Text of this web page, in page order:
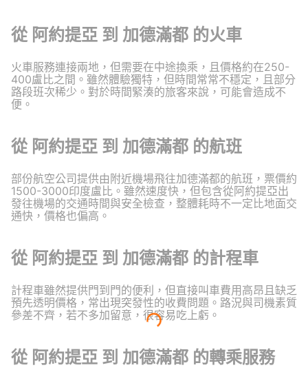
從 阿約提亞 到 加德滿都 的火車
火車服務連接兩地，但需要在中途換乘，且價格約在250-
400盧比之間。雖然體驗獨特，但時間常常不穩定，且部分
路段班次稀少。對於時間緊湊的旅客來說，可能會造成不
便。
從 阿約提亞 到 加德滿都 的航班
部份航空公司提供由附近機場飛往加德滿都的航班，票價約
1500-3000印度盧比。雖然速度快，但包含從阿約提亞出
發往機場的交通時間與安全檢查，整體耗時不一定比地面交
通快，價格也偏高。
從 阿約提亞 到 加德滿都 的計程車
計程車雖然提供門到門的便利，但直接叫車費用高昂且缺乏
預先透明價格，常出現突發性的收費問題。路況與司機素質
參差不齊，若不多加留意，很容易吃上虧。
從 阿約提亞 到 加德滿都 的轉乘服務